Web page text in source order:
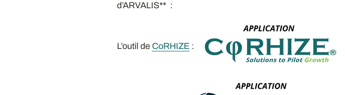
d’ARVALIS** :
L’outil de CoRHIZE :